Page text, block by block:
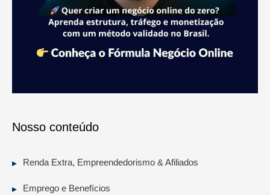
Nosso conteúdo
Renda Extra, Empreendedorismo & Afiliados
Emprego e Benefícios